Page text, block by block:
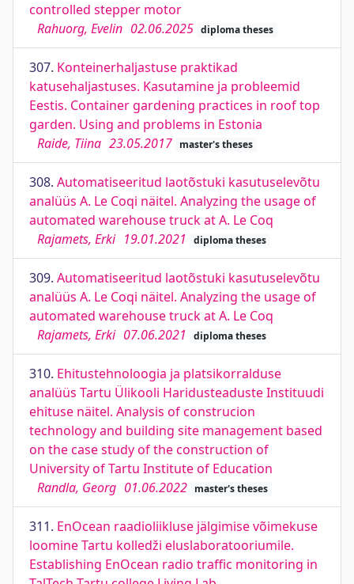
controlled stepper motor
Rahuorg, Evelin 02.06.2025 diploma theses
307. Konteinerhaljastuse praktikad
katusehaljastuses. Kasutamine ja probleemid
Eestis. Container gardening practices in roof top
garden. Using and problems in Estonia
Raide, Tiina 23.05.2017 master's theses
308. Automatiseeritud laotõstuki kasutuselevõtu
analüüs A. Le Coqi näitel. Analyzing the usage of
automated warehouse truck at A. Le Coq
Rajamets, Erki 19.01.2021 diploma theses
309. Automatiseeritud laotõstuki kasutuselevõtu
analüüs A. Le Coqi näitel. Analyzing the usage of
automated warehouse truck at A. Le Coq
Rajamets, Erki 07.06.2021 diploma theses
310. Ehitustehnoloogia ja platsikorralduse
analüüs Tartu Ülikooli Haridusteaduste Instituudi
ehituse näitel. Analysis of construcion
technology and building site management based
on the case study of the construction of
University of Tartu Institute of Education
Randla, Georg 01.06.2022 master's theses
311. EnOcean raadioliikluse jälgimise võimekuse
loomine Tartu kolledži eluslaboratooriumile.
Establishing EnOcean radio traffic monitoring in